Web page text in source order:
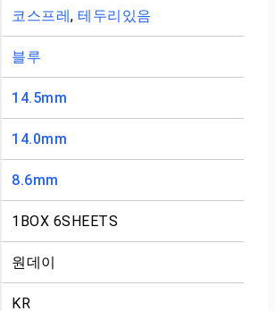
코스프레, 테두리있음
블루
14.5mm
14.0mm
8.6mm
1BOX 6SHEETS
원데이
KR